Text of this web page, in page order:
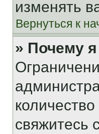
изменять
Вернуться к
» Почему
свяжитесь